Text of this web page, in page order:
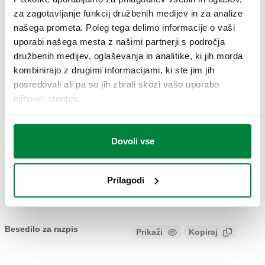
za zagotavljanje funkcij družbenih medijev in za analize
našega prometa. Poleg tega delimo informacije o vaši
uporabi našega mesta z našimi partnerji s področja
družbenih medijev, oglaševanja in analitike, ki jih morda
kombinirajo z drugimi informacijami, ki ste jim jih
posredovali ali pa so jih zbrali skozi vašo uporabo
njihovih storitev.
Dovoli vse
Prilagodi
2D risba
DWG DXF PDF
Besedilo za razpis Prikaži Kopiraj